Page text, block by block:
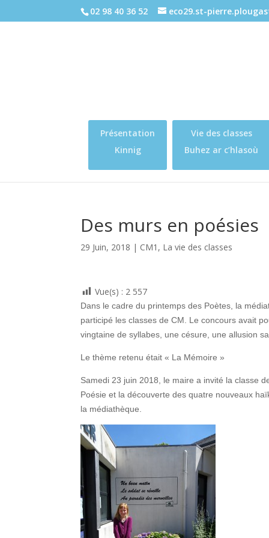
02 98 40 36 52 eco29.st-
Présentation
Kinnig
Vie des classes
Buhez ar c’hlasoù
Des murs en poésies
29 Juin, 2018 | CM1 , La vie des classes
Vue(s) : 2 557
Dans le cadre du printemps des Poètes, la
participé les classes de CM. Le concours avait
vingtaine de syllabes, une césure, une allusion
Le thème retenu était « La Mémoire »
Samedi 23 juin 2018, le maire a invité la classe
Poésie et la découverte des quatre nouveaux
la médiathèque.